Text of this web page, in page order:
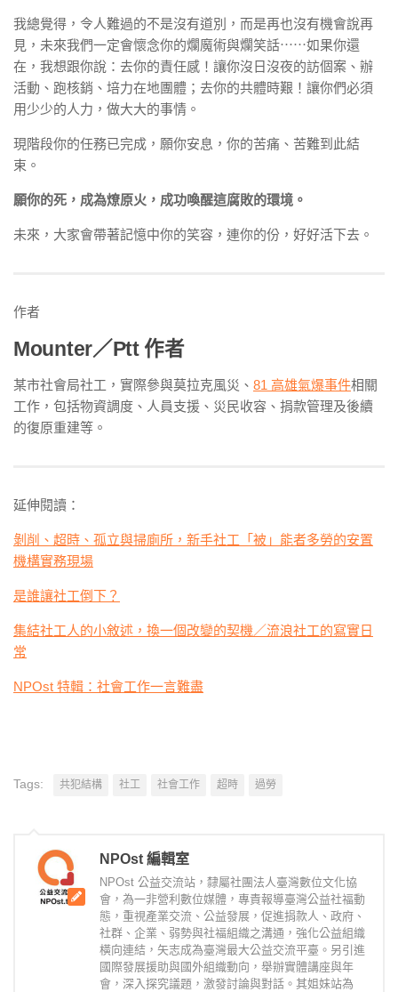
我總覺得，令人難過的不是沒有道別，而是再也沒有機會說再
見，未來我們一定會懷念你的爛魔術與爛笑話⋯⋯如果你還
在，我想跟你說：去你的責任感！讓你沒日沒夜的訪個案、辦
活動、跑核銷、培力在地團體；去你的共體時艱！讓你們必須
用少少的人力，做大大的事情。
現階段你的任務已完成，願你安息，你的苦痛、苦難到此結
束。
願你的死，成為燎原火，成功喚醒這腐敗的環境。
未來，大家會帶著記憶中你的笑容，連你的份，好好活下去。
作者
Mounter／Ptt 作者
某市社會局社工，實際參與莫拉克風災、 81 高雄氣爆事件相關
工作，包括物資調度、人員支援、災民收容、捐款管理及後續
的復原重建等。
延伸閱讀：
剝削、超時、孤立與掃廁所，新手社工「被」能者多勞的安置
機構實務現場
是誰讓社工倒下？
集結社工人的小敘述，換一個改變的契機／流浪社工的寫實日
常
NPOst 特輯：社會工作一言難盡
Tags: 共犯結構 社工 社會工作 超時 過勞
NPOst 編輯室
NPOst 公益交流站，隸屬社團法人臺灣數位文化協
會，為一非營利數位媒體，專責報導臺灣公益社福動
態，重視產業交流、公益發展，促進捐款人、政府、
社群、企業、弱勢與社福組織之溝通，強化公益組織
橫向連結，矢志成為臺灣最大公益交流平臺。另引進
國際發展援助與國外組織動向，舉辦實體講座與年
會，深入探究議題，激發討論與對話。其姐妹站為